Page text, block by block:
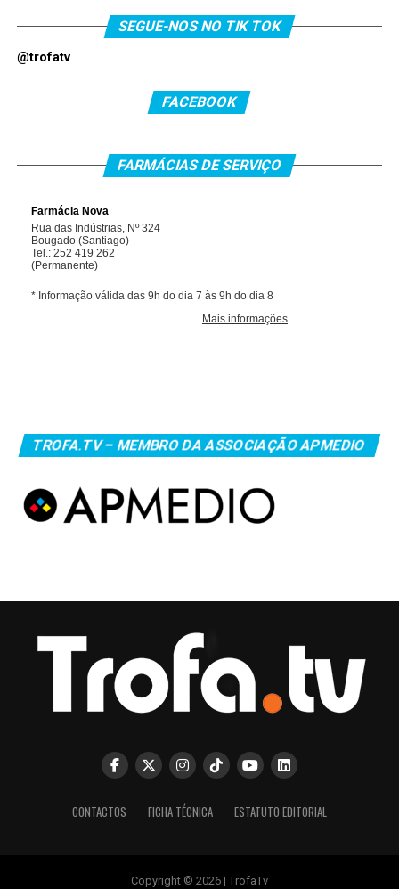
SEGUE-NOS NO TIK TOK
@trofatv
FACEBOOK
FARMÁCIAS DE SERVIÇO
TROFA.TV – MEMBRO DA ASSOCIAÇÃO APMEDIO
CONTACTOS FICHA TÉCNICA ESTATUTO EDITORIAL
Copyright © 2026 | TrofaTv